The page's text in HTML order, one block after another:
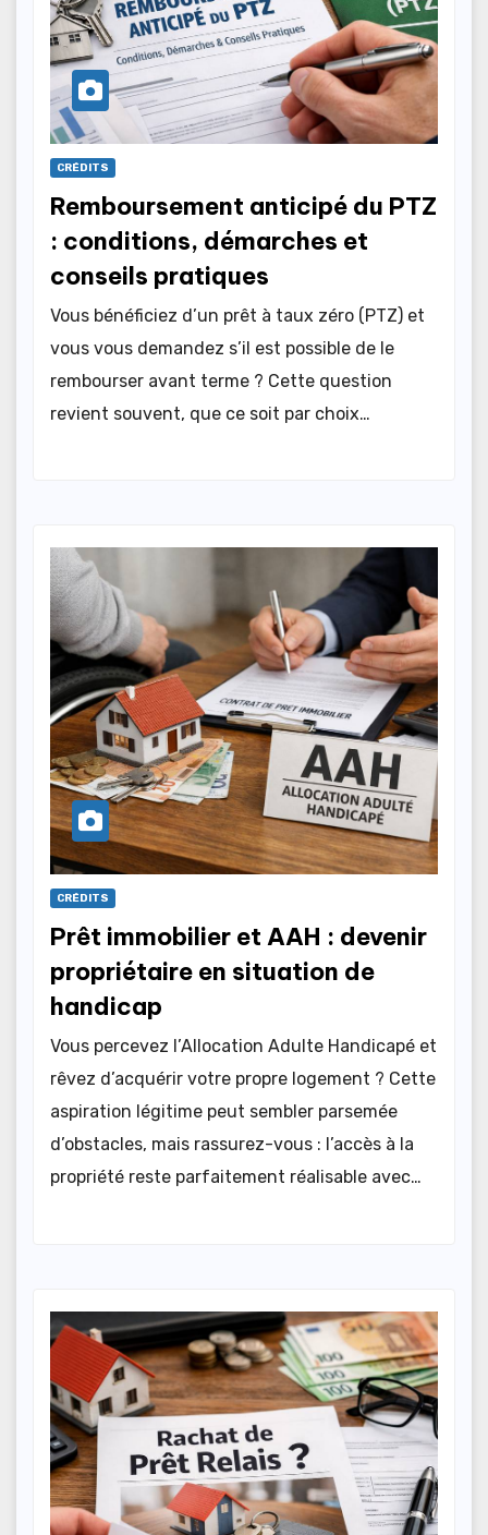
CRÉDITS
Remboursement anticipé du PTZ
: conditions, démarches et
conseils pratiques
Vous bénéficiez d’un prêt à taux zéro (PTZ) et
vous vous demandez s’il est possible de le
rembourser avant terme ? Cette question
revient souvent, que ce soit par choix…
CRÉDITS
Prêt immobilier et AAH : devenir
propriétaire en situation de
handicap
Vous percevez l’Allocation Adulte Handicapé et
rêvez d’acquérir votre propre logement ? Cette
aspiration légitime peut sembler parsemée
d’obstacles, mais rassurez-vous : l’accès à la
propriété reste parfaitement réalisable avec…